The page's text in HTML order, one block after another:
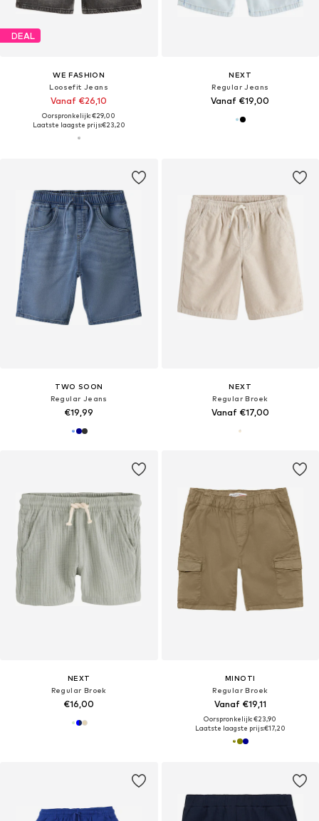
DEAL
WE FASHION
Loosefit Jeans
Vanaf €26,10
Oorspronkelijk: €29,00
Laatste laagste prijs:€23,20
NEXT
Regular Jeans
Vanaf €19,00
TWO SOON
Regular Jeans
€19,99
NEXT
Regular Broek
Vanaf €17,00
NEXT
Regular Broek
€16,00
MINOTI
Regular Broek
Vanaf €19,11
Oorspronkelijk: €23,90
Laatste laagste prijs:€17,20